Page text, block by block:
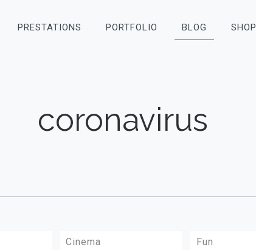
PRESTATIONS PORTFOLIO BLOG SHOP
coronavirus
Cinema Fun